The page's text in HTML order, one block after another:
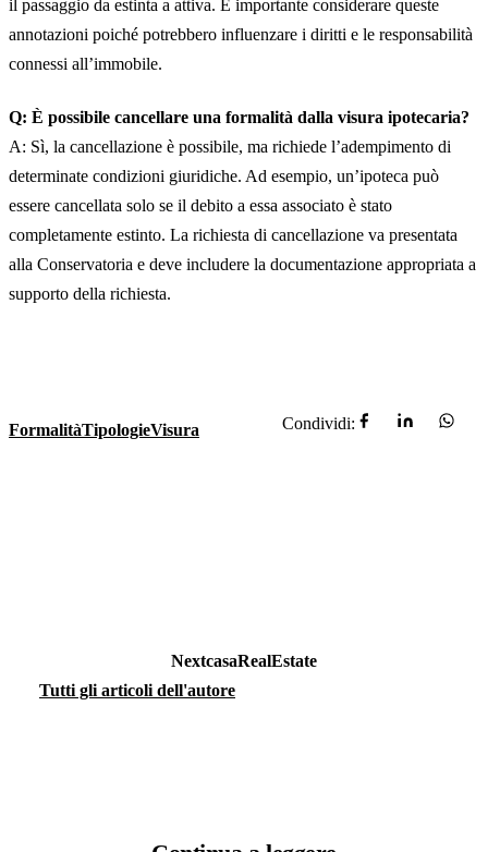
il passaggio da estinta a attiva. È importante considerare queste
annotazioni poiché potrebbero influenzare i diritti e le responsabilità
connessi all’immobile.
Q: È possibile cancellare una formalità dalla visura ipotecaria?
A: Sì, la cancellazione è possibile, ma richiede l’adempimento di
determinate condizioni giuridiche. Ad esempio, un’ipoteca può
essere cancellata solo se il debito a essa associato è stato
completamente estinto. La richiesta di cancellazione va presentata
alla Conservatoria e deve includere la documentazione appropriata a
supporto della richiesta.
FormalitàTipologieVisura Condividi:
NextcasaRealEstate
Tutti gli articoli dell'autore